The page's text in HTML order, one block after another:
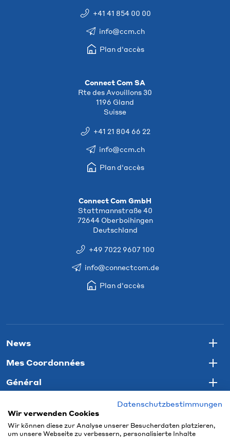
+41 41 854 00 00
info@ccm.ch
Plan d'accès
Connect Com SA
Rte des Avouillons 30
1196 Gland
Suisse
+41 21 804 66 22
info@ccm.ch
Plan d'accès
Connect Com GmbH
Stattmannstraße 40
72644 Oberboihingen
Deutschland
+49 7022 9607 100
info@connectcom.de
Plan d'accès
News
Mes Coordonnées
Général
Datenschutzbestimmungen
Wir verwenden Cookies
Wir können diese zur Analyse unserer Besucherdaten platzieren,
um unsere Webseite zu verbessern, personalisierte Inhalte